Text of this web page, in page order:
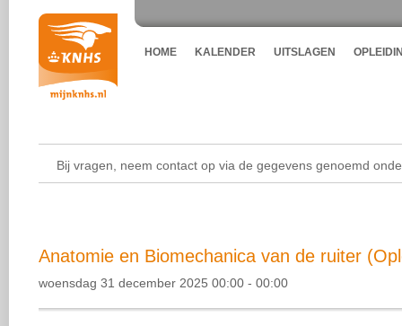
HOME KALENDER UITSLAGEN
Bij vragen, neem contact op via de gegevens genoemd
Anatomie en Biomechanica van de ruiter
woensdag 31 december 2025 00:00 - 00:00